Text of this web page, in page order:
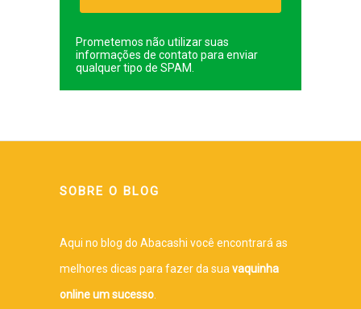
Prometemos não utilizar suas
informações de contato para enviar
qualquer tipo de SPAM.
SOBRE O BLOG
Aqui no blog do Abacashi você encontrará as
melhores dicas para fazer da sua vaquinha
online um sucesso